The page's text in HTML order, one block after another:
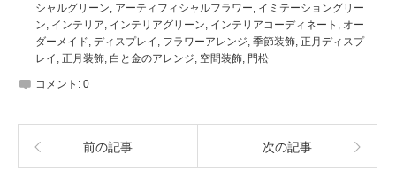
シャルグリーン アーティフィシャルフラワー イミテーショングリー
ン インテリア インテリアグリーン インテリアコーディネート
オー
ダーメイド ディスプレイ フラワーアレンジ 季節装飾 正月ディスプ
レイ 正月装飾 白と金のアレンジ 空間装飾 門松
コメント: 0
前の記事 次の記事